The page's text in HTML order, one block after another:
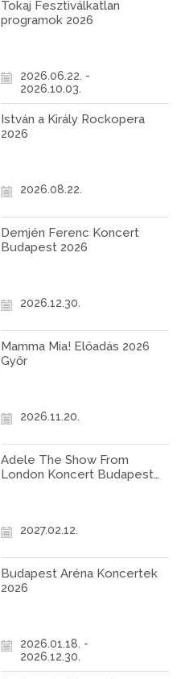
Tokaj Fesztiválkatlan
programok 2026
2026.06.22. -
2026.10.03.
István a Király Rockopera
2026
2026.08.22.
Demjén Ferenc Koncert
Budapest 2026
2026.12.30.
Mamma Mia! Előadás 2026
Győr
2026.11.20.
Adele The Show From
London Koncert Budapest
2027.02.12.
Budapest Aréna Koncertek
2026
2026.01.18. -
2026.12.30.